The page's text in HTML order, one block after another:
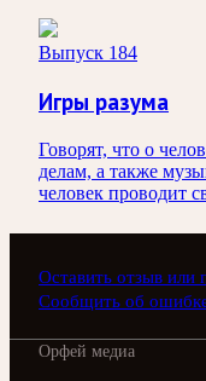
Выпуск 184
Игры разума
Говорят, что о
делам, а также
человек проводит
Оставить отзыв или
Сообщить об
Орфей медиа